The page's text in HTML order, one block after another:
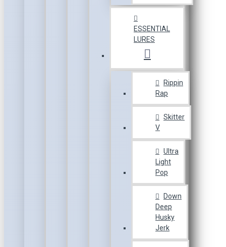
ESSENTIAL
LURES
Rippin
Rap
Skitter
V
Ultra
Light
Pop
Down
Deep
Husky
Jerk